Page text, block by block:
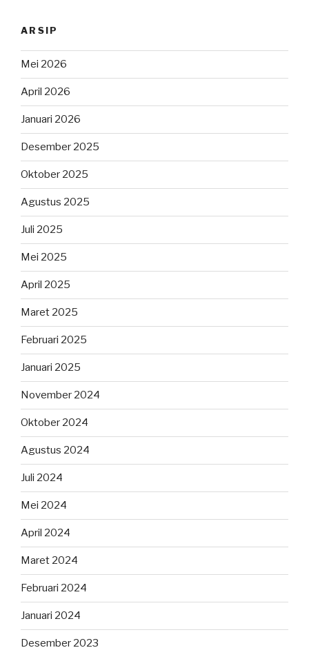
ARSIP
Mei 2026
April 2026
Januari 2026
Desember 2025
Oktober 2025
Agustus 2025
Juli 2025
Mei 2025
April 2025
Maret 2025
Februari 2025
Januari 2025
November 2024
Oktober 2024
Agustus 2024
Juli 2024
Mei 2024
April 2024
Maret 2024
Februari 2024
Januari 2024
Desember 2023